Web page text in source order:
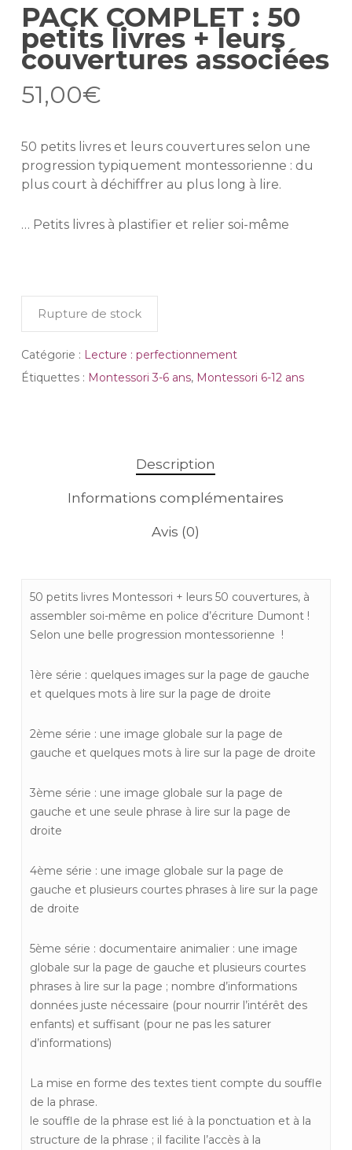
PACK COMPLET : 50
petits livres + leurs
couvertures associées
51,00€
50 petits livres et leurs couvertures selon une
progression typiquement montessorienne : du
plus court à déchiffrer au plus long à lire.
… Petits livres à plastifier et relier soi-même
Rupture de stock
Catégorie : Lecture : perfectionnement
Étiquettes : Montessori 3-6 ans, Montessori 6-12 ans
Description
Informations complémentaires
Avis (0)
50 petits livres Montessori + leurs 50 couvertures, à
assembler soi-même en police d’écriture Dumont !
Selon une belle progression montessorienne !
1ère série : quelques images sur la page de gauche
et quelques mots à lire sur la page de droite
2ème série : une image globale sur la page de
gauche et quelques mots à lire sur la page de droite
3ème série : une image globale sur la page de
gauche et une seule phrase à lire sur la page de
droite
4ème série : une image globale sur la page de
gauche et plusieurs courtes phrases à lire sur la page
de droite
5ème série : documentaire animalier : une image
globale sur la page de gauche et plusieurs courtes
phrases à lire sur la page ; nombre d’informations
données juste nécessaire (pour nourrir l’intérêt des
enfants) et suffisant (pour ne pas les saturer
d’informations)
La mise en forme des textes tient compte du souffle
de la phrase.
le souffle de la phrase est lié à la ponctuation et à la
structure de la phrase ; il facilite l’accès à la